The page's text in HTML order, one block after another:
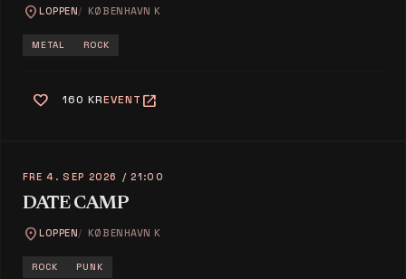
location_on LOPPEN KØBENHAVN K
METAL ROCK
favorite 160 KREVENT open_in_new
FRE 4. SEP 2026 / 21:00
DATE CAMP
location_on LOPPEN KØBENHAVN K
ROCK PUNK